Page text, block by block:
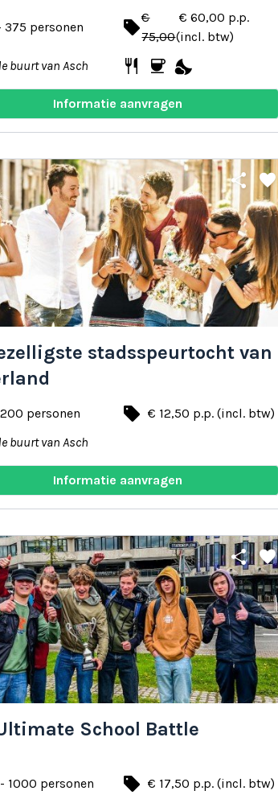
375 personen local_offer€
75,00
€ 60,00 p.p.
(incl. btw)
buurt van Asch restaurant coffee nights_stay
Informatie aanvragen
share favorite
stadsspeurtocht van
personen local_offer € 12,50 p.p. (incl. btw)
buurt van Asch
Informatie aanvragen
share favorite
School Battle
1000 personen local_offer € 17,50 p.p. (incl. btw)